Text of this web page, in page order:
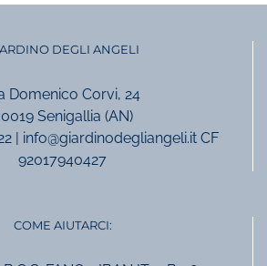
DEGLI ANGELI
Domenico Corvi, 24
Senigallia (AN)
| info@giardinodegliangeli.it CF
92017940427
COME AIUTARCI: